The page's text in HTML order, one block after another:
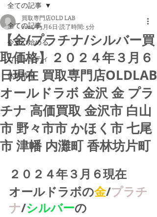
全ての記事
今すぐ始める
コミュニティ
休業情報
全ての記事
【金/プラチナ/シルバー買
取価格】２０２４年３月６
日現在 買取専門店OLDLAB
オールドラボ 金沢 金 プラ
チナ 高価買取 金沢市 白山
市 野々市市 かほく市 七尾
市 津幡 内灘町 香林坊片町
買取専門店OLD LAB
2024年3月6日 読了時間: 5分
２０２４年３月６現在
オールドラボの金/プラチ
ナ/シルバーの